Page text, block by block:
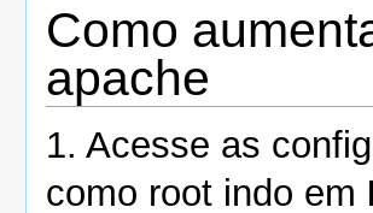
Como
apache
1. Acesse as
como root indo em